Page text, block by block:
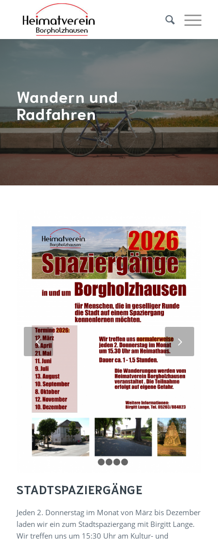
Wandern und
Radfahren
Weiter
1 2 3 4 5
STADTSPAZIERGÄNGE
Jeden 2. Donnerstag im Monat von März bis Dezember
laden wir ein zum Stadtspaziergang mit Birgitt Lange.
Wir treffen uns um 15:30 Uhr am Kultur- und
Heimathaus. Der Spaziergang dauert bis etwa 17:00